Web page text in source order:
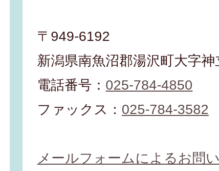
〒949-6192
新潟県南魚沼郡湯沢町大字
電話番号： 025-784-4850
ファックス： 025-784-3582
メールフォームによるお問